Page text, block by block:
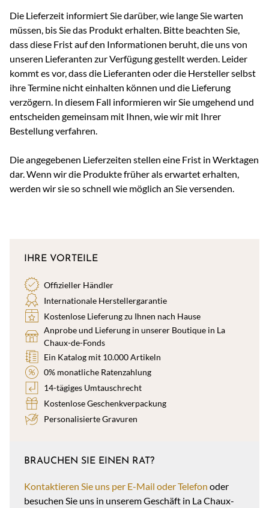
Die Lieferzeit informiert Sie darüber, wie lange Sie warten
müssen, bis Sie das Produkt erhalten. Bitte beachten Sie,
dass diese Frist auf den Informationen beruht, die uns von
unseren Lieferanten zur Verfügung gestellt werden. Leider
kommt es vor, dass die Lieferanten oder die Hersteller selbst
ihre Termine nicht einhalten können und die Lieferung
verzögern. In diesem Fall informieren wir Sie umgehend und
entscheiden gemeinsam mit Ihnen, wie wir mit Ihrer
Bestellung verfahren.
Die angegebenen Lieferzeiten stellen eine Frist in Werktagen
dar. Wenn wir die Produkte früher als erwartet erhalten,
werden wir sie so schnell wie möglich an Sie versenden.
IHRE VORTEILE
Offizieller Händler
Internationale Herstellergarantie
Kostenlose Lieferung zu Ihnen nach Hause
Anprobe und Lieferung in unserer Boutique in La
Chaux-de-Fonds
Ein Katalog mit 10.000 Artikeln
0% monatliche Ratenzahlung
14-tägiges Umtauschrecht
Kostenlose Geschenkverpackung
Personalisierte Gravuren
BRAUCHEN SIE EINEN RAT?
Kontaktieren Sie uns per E-Mail oder Telefon oder
besuchen Sie uns in unserem Geschäft in La Chaux-